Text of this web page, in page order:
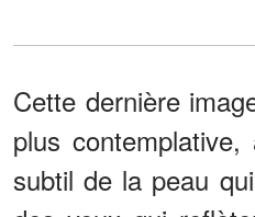
Cette dernière
plus
subtil de la peau